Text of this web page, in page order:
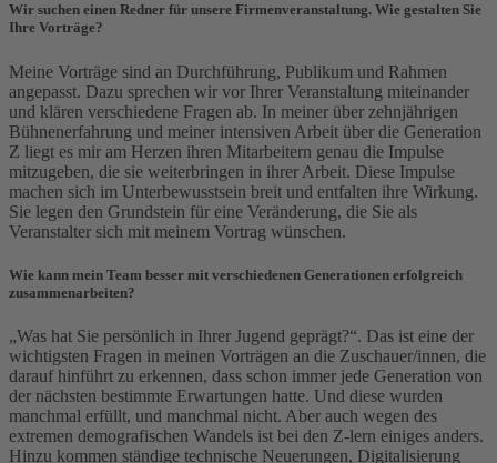
Wir suchen einen Redner für unsere Firmenveranstaltung. Wie gestalten Sie
Ihre Vorträge?
Meine Vorträge sind an Durchführung, Publikum und Rahmen
angepasst. Dazu sprechen wir vor Ihrer Veranstaltung miteinander
und klären verschiedene Fragen ab. In meiner über zehnjährigen
Bühnenerfahrung und meiner intensiven Arbeit über die Generation
Z liegt es mir am Herzen ihren Mitarbeitern genau die Impulse
mitzugeben, die sie weiterbringen in ihrer Arbeit. Diese Impulse
machen sich im Unterbewusstsein breit und entfalten ihre Wirkung.
Sie legen den Grundstein für eine Veränderung, die Sie als
Veranstalter sich mit meinem Vortrag wünschen.
Wie kann mein Team besser mit verschiedenen Generationen erfolgreich
zusammenarbeiten?
„Was hat Sie persönlich in Ihrer Jugend geprägt?“. Das ist eine der
wichtigsten Fragen in meinen Vorträgen an die Zuschauer/innen, die
darauf hinführt zu erkennen, dass schon immer jede Generation von
der nächsten bestimmte Erwartungen hatte. Und diese wurden
manchmal erfüllt, und manchmal nicht. Aber auch wegen des
extremen demografischen Wandels ist bei den Z-lern einiges anders.
Hinzu kommen ständige technische Neuerungen, Digitalisierung